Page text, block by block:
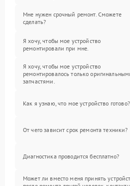
Мне нужен срочный ремонт. Сможете
сделать?
Я хочу, чтобы мое устройство
ремонтировали при мне.
Я хочу, чтобы мое устройство
ремонтировалось только
запчастями.
Как я узнаю, что мое устройство готово?
От чего зависит срок ремонта техники?
Диагностика проводится бесплатно?
Может ли вместо меня принять